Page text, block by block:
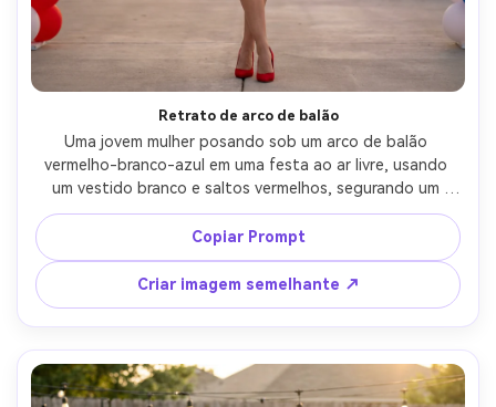
Retrato de arco de balão
Uma jovem mulher posando sob um arco de balão
vermelho-branco-azul em uma festa ao ar livre, usando
um vestido branco e saltos vermelhos, segurando um
brilhante, decoração festiva brilhante, iluminação
crepúsculo suave, tirada em Canon R5, 50mm f/1.4,
enquadramento de corpo inteiro, bokeh limpo, detalhes
fotorealistas, vibe de festa alegre-AR 4:5
Copiar Prompt
Criar imagem semelhante ↗